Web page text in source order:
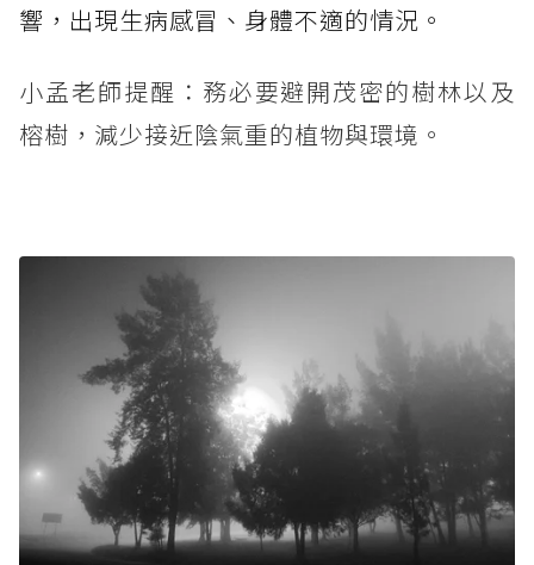
響，出現生病感冒、身體不適的情況。
小孟老師提醒：務必要避開茂密的樹林以及
榕樹，減少接近陰氣重的植物與環境。